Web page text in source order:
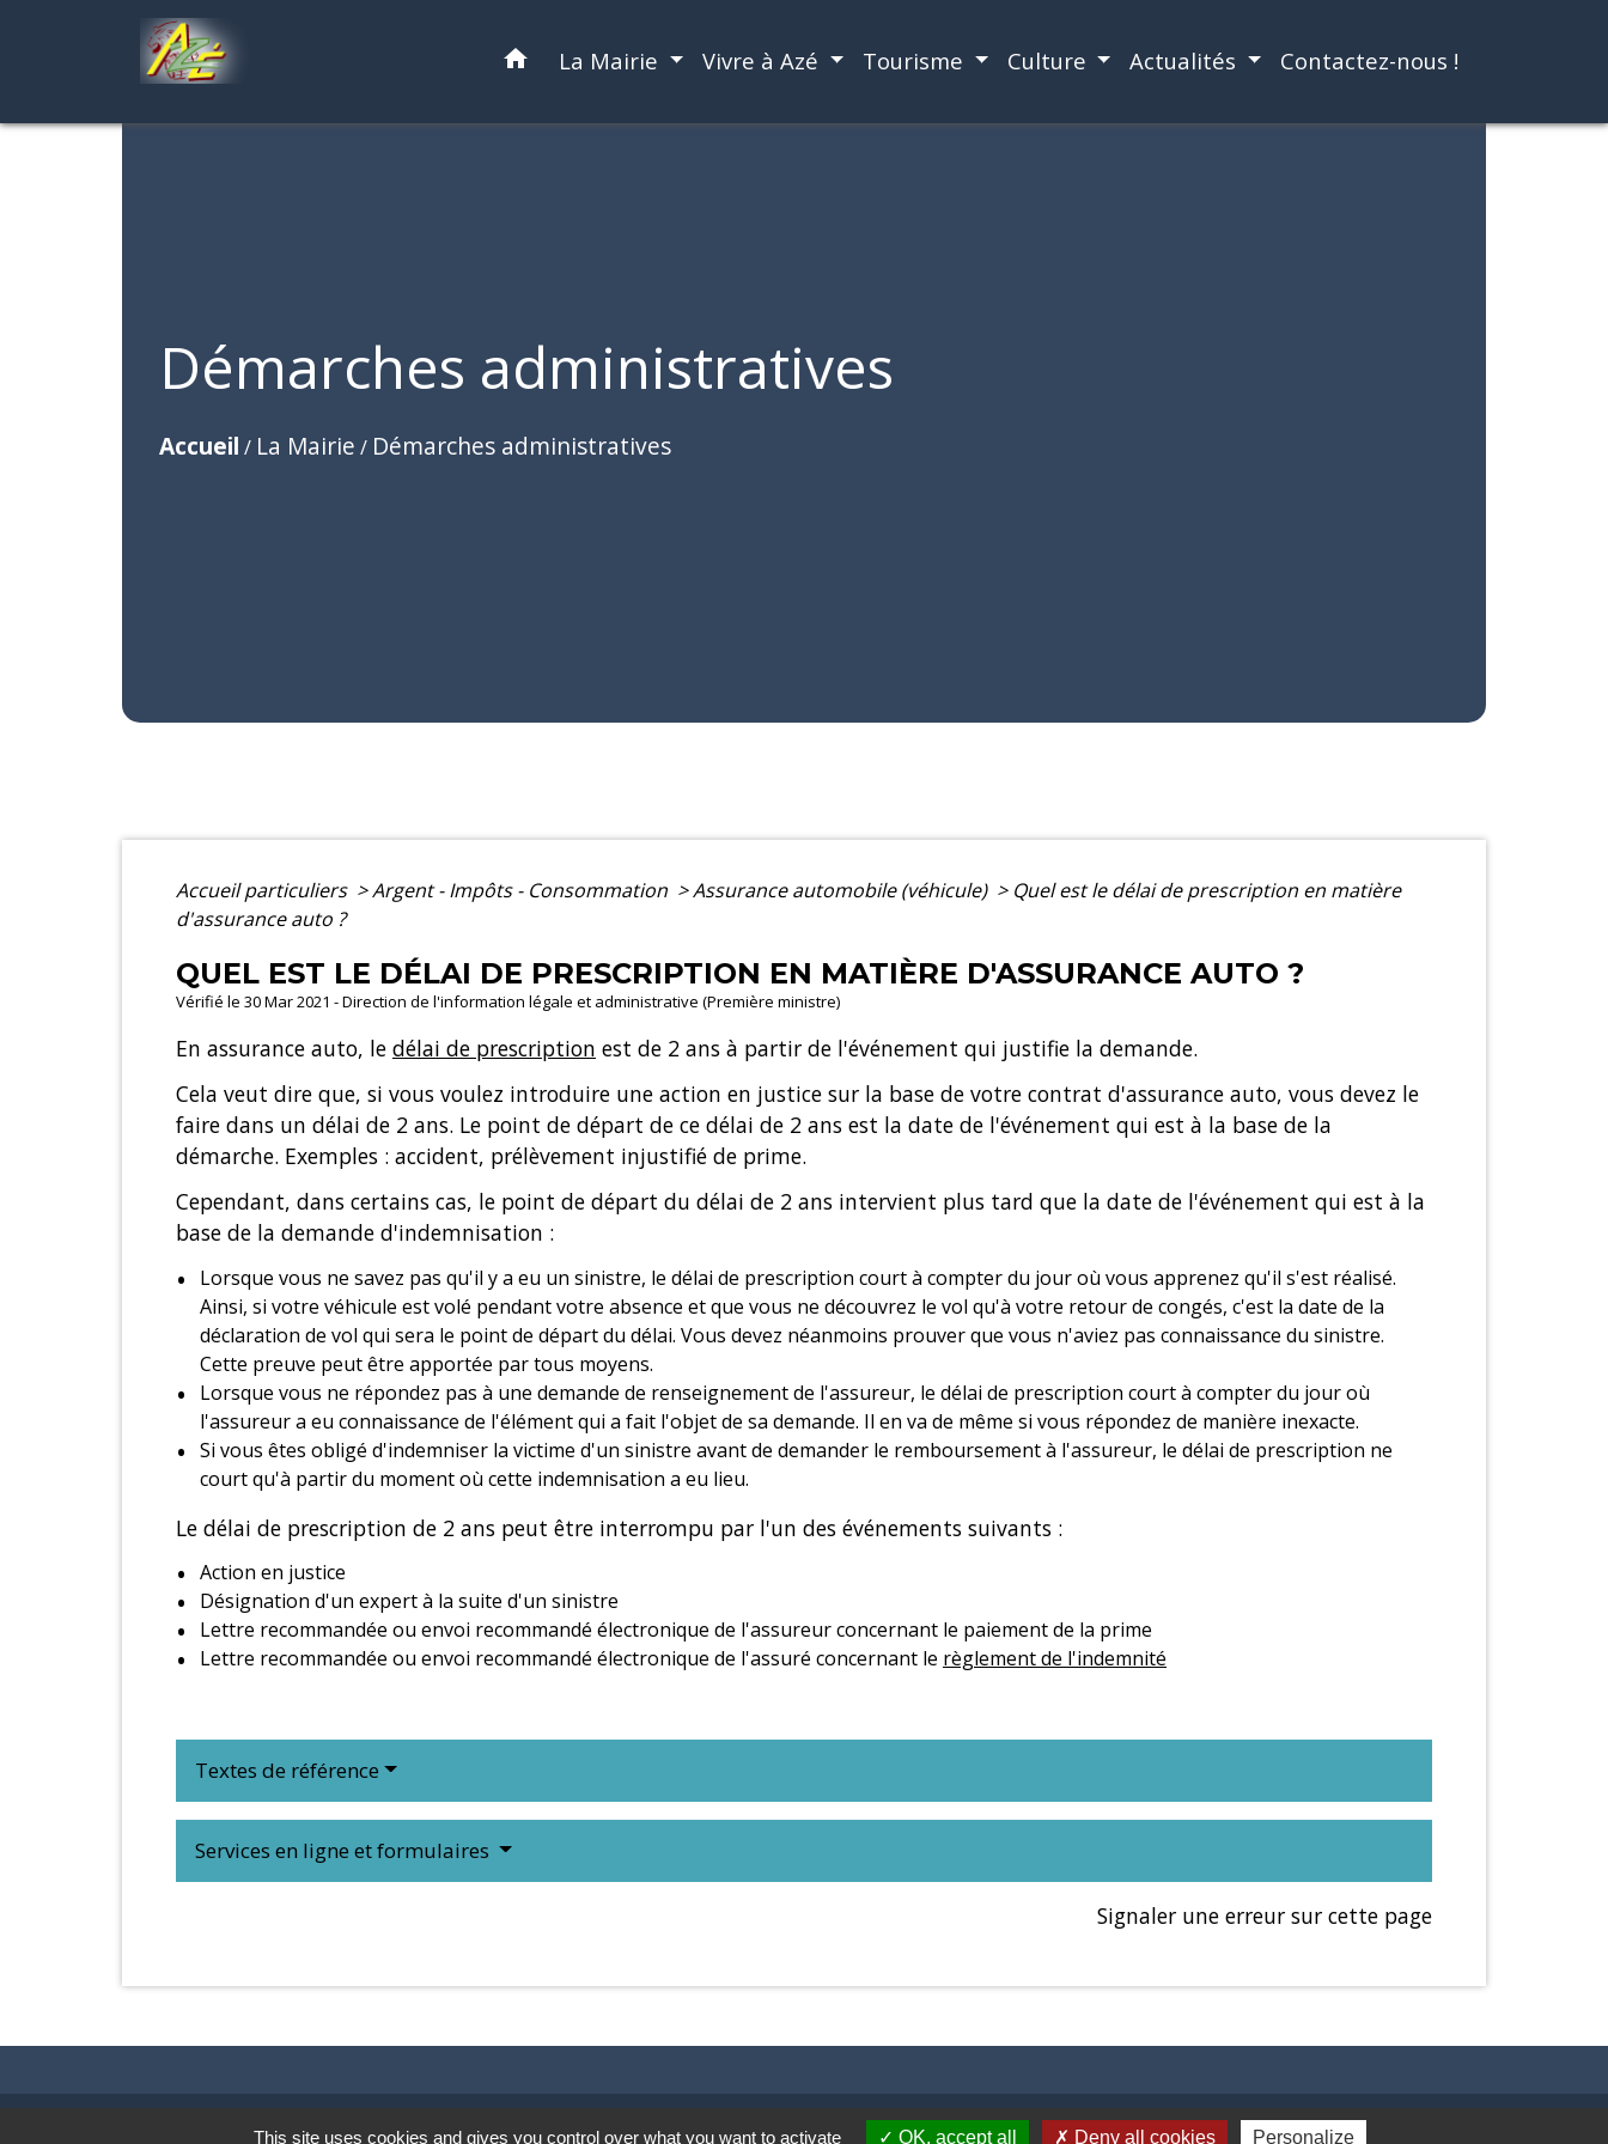
home La Mairie Vivre à Azé Tourisme Culture Actualités Contactez-nous !
Démarches administratives
Accueil / La Mairie / Démarches administratives
Accueil particuliers >Argent - Impôts - Consommation >Assurance automobile (véhicule) > Quel est le délai de prescription en matière
d'assurance auto ?
QUEL EST LE DÉLAI DE PRESCRIPTION EN MATIÈRE D'ASSURANCE AUTO ?
Vérifié le 30 Mar 2021 - Direction de l'information légale et administrative (Première ministre)
En assurance auto, le délai de prescription est de 2 ans à partir de l'événement qui justifie la demande.
Cela veut dire que, si vous voulez introduire une action en justice sur la base de votre contrat d'assurance auto, vous devez le
faire dans un délai de 2 ans. Le point de départ de ce délai de 2 ans est la date de l'événement qui est à la base de la
démarche. Exemples : accident, prélèvement injustifié de prime.
Cependant, dans certains cas, le point de départ du délai de 2 ans intervient plus tard que la date de l'événement qui est à la
base de la demande d'indemnisation :
Lorsque vous ne savez pas qu'il y a eu un sinistre, le délai de prescription court à compter du jour où vous apprenez qu'il s'est réalisé.
Ainsi, si votre véhicule est volé pendant votre absence et que vous ne découvrez le vol qu'à votre retour de congés, c'est la date de la
déclaration de vol qui sera le point de départ du délai. Vous devez néanmoins prouver que vous n'aviez pas connaissance du sinistre.
Cette preuve peut être apportée par tous moyens.
Lorsque vous ne répondez pas à une demande de renseignement de l'assureur, le délai de prescription court à compter du jour où
l'assureur a eu connaissance de l'élément qui a fait l'objet de sa demande. Il en va de même si vous répondez de manière inexacte.
Si vous êtes obligé d'indemniser la victime d'un sinistre avant de demander le remboursement à l'assureur, le délai de prescription ne
court qu'à partir du moment où cette indemnisation a eu lieu.
Le délai de prescription de 2 ans peut être interrompu par l'un des événements suivants :
Action en justice
Désignation d'un expert à la suite d'un sinistre
Lettre recommandée ou envoi recommandé électronique de l'assureur concernant le paiement de la prime
Lettre recommandée ou envoi recommandé électronique de l'assuré concernant le règlement de l'indemnité
Textes de référence
Services en ligne et formulaires
Signaler une erreur sur cette page
This site uses cookies and gives you control over what you want to activate OK, accept all Deny all cookies Personalize